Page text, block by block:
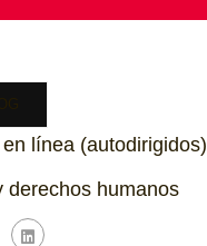
línea (autodirigidos)
derechos humanos